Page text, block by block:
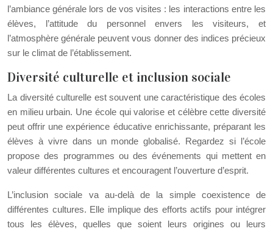
l’ambiance générale lors de vos visites : les interactions entre les
élèves, l’attitude du personnel envers les visiteurs, et
l’atmosphère générale peuvent vous donner des indices précieux
sur le climat de l’établissement.
Diversité culturelle et inclusion sociale
La diversité culturelle est souvent une caractéristique des écoles
en milieu urbain. Une école qui valorise et célèbre cette diversité
peut offrir une expérience éducative enrichissante, préparant les
élèves à vivre dans un monde globalisé. Regardez si l’école
propose des programmes ou des événements qui mettent en
valeur différentes cultures et encouragent l’ouverture d’esprit.
L’inclusion sociale va au-delà de la simple coexistence de
différentes cultures. Elle implique des efforts actifs pour intégrer
tous les élèves, quelles que soient leurs origines ou leurs